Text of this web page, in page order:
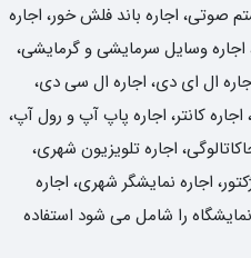
صوتی، اجاره باند فلش خور، اجاره
اجاره وسایل سرمایشی و گرمایشی،
ال ای دی، اجاره ال سی دی،
کانتر، اجاره پاپ آپ و رول آپ،
اجاره تلویزیون شهری،
اجاره نمایشگر شهری، اجاره
را شامل می شود استفاده